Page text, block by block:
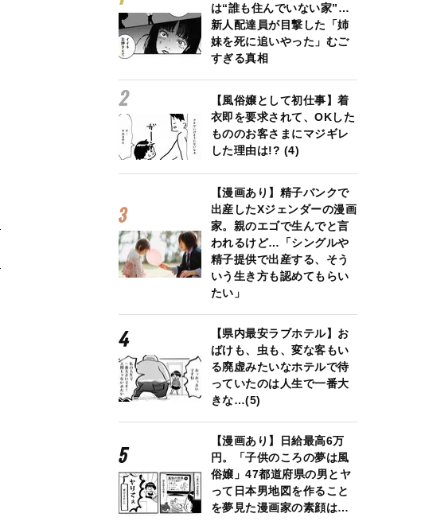
は“誰も住んでいない家”…
新人配達員が目撃した「姉
妹を死に追いやった」むご
すぎる真相
【風俗嬢として初仕事】着
衣即を要求されて、OKした
もののお客さまにマジギレ
した理由は!? (4)
【漫画あり】精子バンクで
出産したXジェンダーの漫画
家。親のエゴで生んでと言
われるけど…「シングルや
精子提供で出産する、そう
いう生き方も認めてもらい
たい」
【県内最安ラブホテル】お
ばけも、虫も、変な客もい
る廃虚みたいなホテルで待
っていたのは人生で一番大
きな…(5)
【漫画あり】日給最高6万
円。「子供のころの夢は風
俗嬢」47都道府県の男とヤ
って日本男地図を作ること
を夢見た漫画家の素顔は…